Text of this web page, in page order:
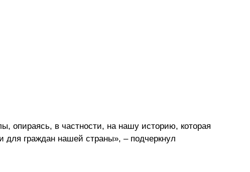
опираясь, в частности, на нашу историю, которая
для граждан нашей страны», – подчеркнул